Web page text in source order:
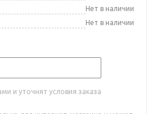
Нет в наличии
Нет в наличии
и уточнят условия заказа